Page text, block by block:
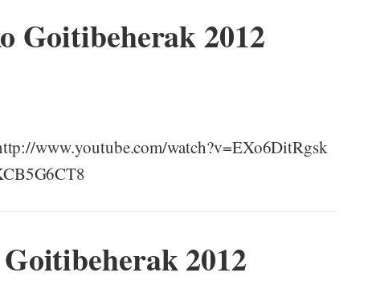
Goitibeherak 2012
www.youtube.com/watch?v=EXo6DitRgsk
2012